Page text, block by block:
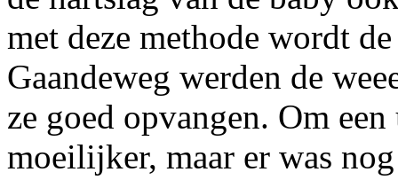
met deze methode wordt
Gaandeweg werden de
ze goed opvangen. Om
moeilijker, maar er was